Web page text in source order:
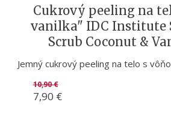
Cukrový peeling na
vanilka" IDC Institute
Scrub Coconut &
Jemný cukrový peeling na telo s
10,90€
7,90 €